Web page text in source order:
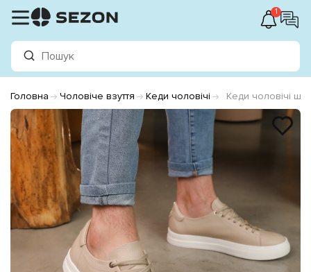
1
Головна Чоловіче взуття Кеди чоловічі Кеди чоловічі